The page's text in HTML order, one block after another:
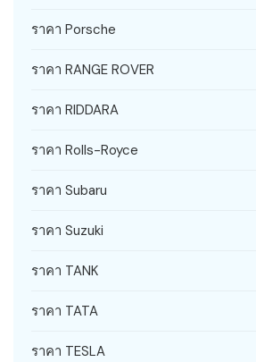
ราคา Porsche
ราคา RANGE ROVER
ราคา RIDDARA
ราคา Rolls-Royce
ราคา Subaru
ราคา Suzuki
ราคา TANK
ราคา TATA
ราคา TESLA